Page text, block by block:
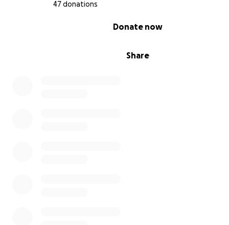
47 donations
Share
Donate now